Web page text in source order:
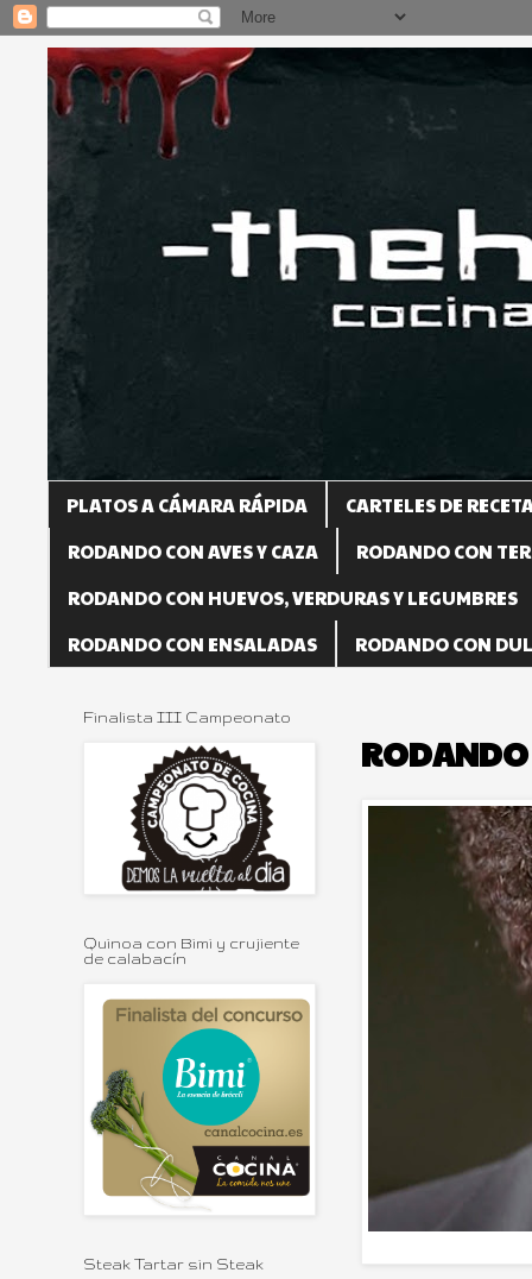
PLATOS A CÁMARA RÁPIDA
CARTELES DE
RODANDO CON AVES Y CAZA
RODANDO CON
RODANDO CON HUEVOS, VERDURAS Y LEGUMBRES
RODANDO CON ENSALADAS
RODANDO CON
RODANDO
Finalista III Campeonato
Quinoa con Bimi y crujiente
de calabacín
Steak Tartar sin Steak